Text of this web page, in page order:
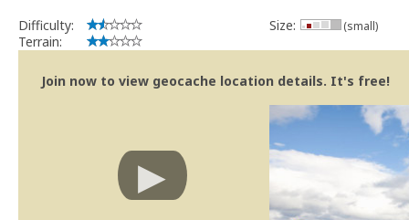
Difficulty:
Terrain:
Size: (small)
Join now to view geocache location details. It's free!